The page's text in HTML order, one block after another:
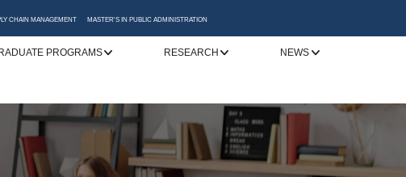
CHAIN MANAGEMENT MASTER'S IN PUBLIC ADMINISTRATION
PROGRAMS RESEARCH NEWS